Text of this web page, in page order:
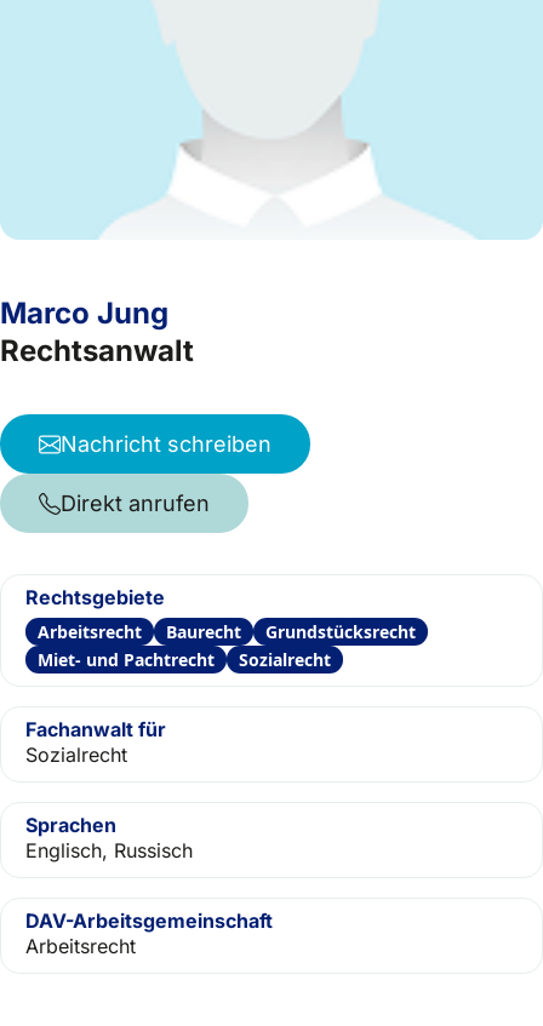
Marco Jung
Rechtsanwalt
Nachricht schreiben
Direkt anrufen
Rechtsgebiete
Arbeitsrecht Baurecht
Grundstücksrecht
Miet- und Pachtrecht
Sozialrecht
Fachanwalt für
Sozialrecht
Sprachen
Englisch, Russisch
DAV-Arbeitsgemeinschaft
Arbeitsrecht